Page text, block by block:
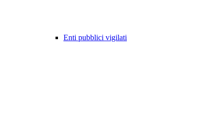
Enti pubblici vigilati